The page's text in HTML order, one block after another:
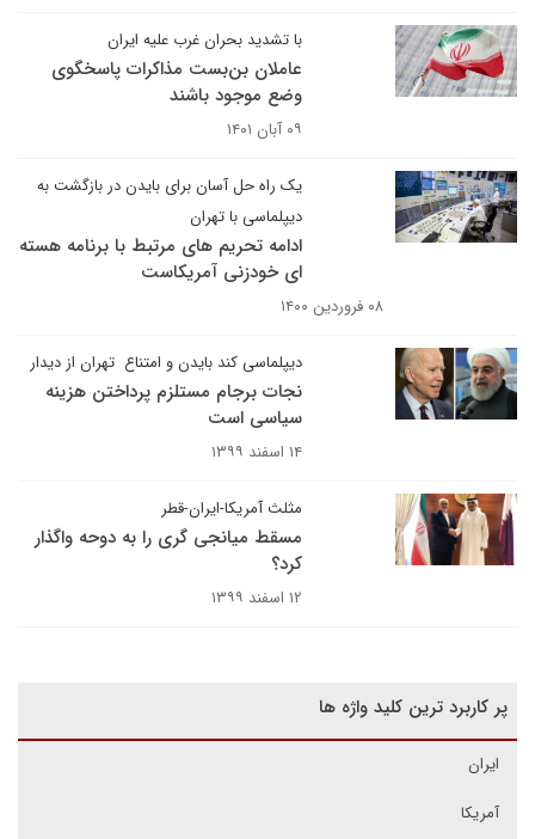
با تشدید بحران غرب علیه ایران
عاملان بن‌بست مذاکرات پاسخگوی
وضع موجود باشند
۰۹ آبان ۱۴۰۱
یک راه حل آسان برای بایدن در بازگشت به
دیپلماسی با تهران
ادامه تحریم های مرتبط با برنامه هسته
ای خودزنی آمریکاست
۰۸ فروردین ۱۴۰۰
دیپلماسی کند بایدن و امتناع تهران از دیدار
نجات برجام مستلزم پرداختن هزینه
سیاسی است
۱۴ اسفند ۱۳۹۹
مثلث آمریکا-ایران-قطر
مسقط میانجی گری را به دوحه واگذار
کرد؟
۱۲ اسفند ۱۳۹۹
پر کاربرد ترین کلید واژه ها
ایران
آمریکا